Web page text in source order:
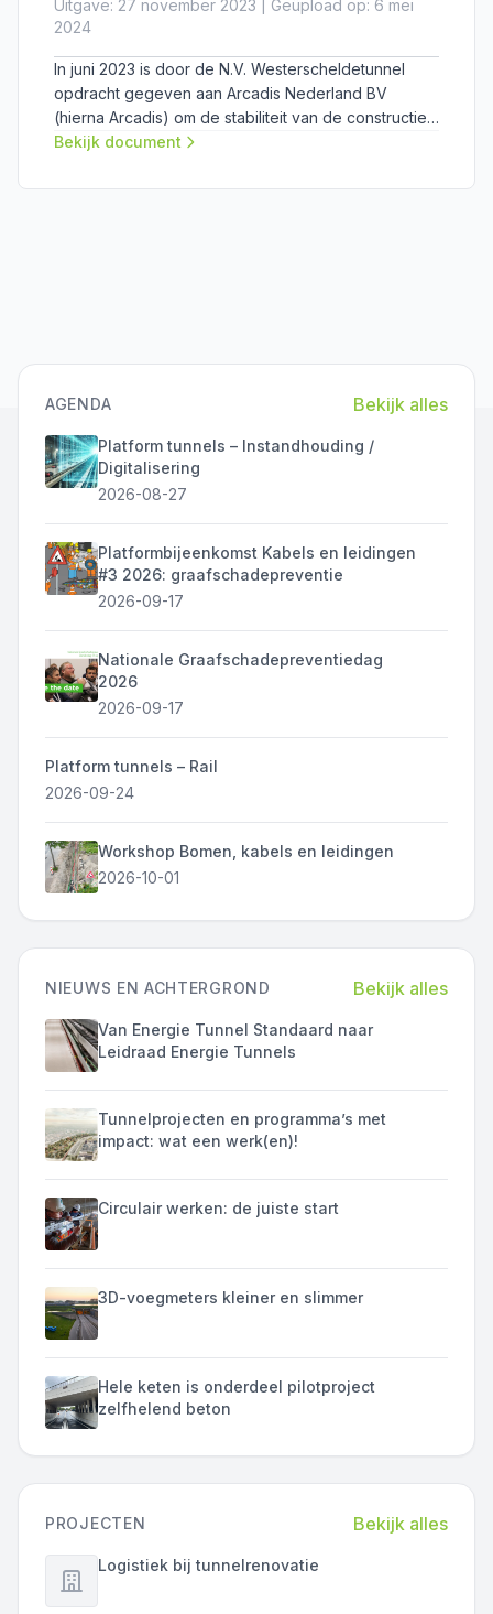
Uitgave: 27 november 2023 | Geüpload op: 6 mei
2024
In juni 2023 is door de N.V. Westerscheldetunnel
opdracht gegeven aan Arcadis Nederland BV
(hierna Arcadis) om de stabiliteit van de constructie
te beoordelen, de mogelijke oorzaak van de
nemen maatregelen.
Bekijk document
AGENDA Bekijk alles
Platform tunnels – Instandhouding /
Digitalisering
2026-08-27
Platformbijeenkomst Kabels en leidingen
#3 2026: graafschadepreventie
2026-09-17
Nationale Graafschadepreventiedag
2026
2026-09-17
Platform tunnels – Rail
2026-09-24
Workshop Bomen, kabels en leidingen
2026-10-01
NIEUWS EN ACHTERGROND Bekijk alles
Van Energie Tunnel Standaard naar
Leidraad Energie Tunnels
Tunnelprojecten en programma’s met
impact: wat een werk(en)!
Circulair werken: de juiste start
3D-voegmeters kleiner en slimmer
Hele keten is onderdeel pilotproject
zelfhelend beton
PROJECTEN Bekijk alles
Logistiek bij tunnelrenovatie